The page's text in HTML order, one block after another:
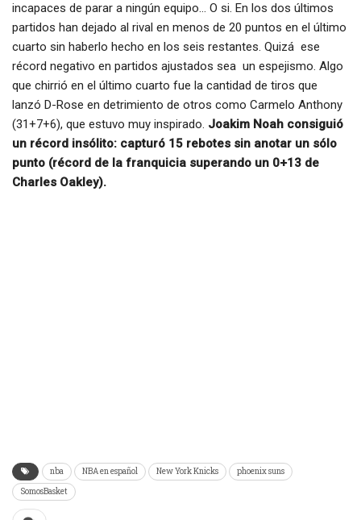
incapaces de parar a ningún equipo… O si. En los dos últimos
partidos han dejado al rival en menos de 20 puntos en el último
cuarto sin haberlo hecho en los seis restantes. Quizá ese
récord negativo en partidos ajustados sea un espejismo. Algo
que chirrió en el último cuarto fue la cantidad de tiros que
lanzó D-Rose en detrimiento de otros como Carmelo Anthony
(31+7+6), que estuvo muy inspirado. Joakim Noah consiguió
un récord insólito: capturó 15 rebotes sin anotar un sólo
punto (récord de la franquicia superando un 0+13 de
Charles Oakley).
nba NBA en español New York Knicks
phoenix suns
SomosBasket